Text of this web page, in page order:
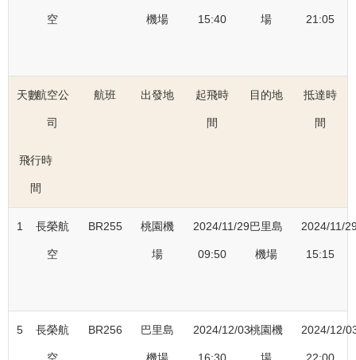
空 機場 15:40 場 21:05
天數航空公
司
航班 出發地 起飛時
間
目的地 抵達時
間
飛行時
間
1 長榮航
空
BR255 桃園機
場
2024/11/29
09:50
巴里島
機場
2024/11/
15:15
5 長榮航
空
BR256 巴里島
機場
2024/12/03
16:30
桃園機
場
2024/12/
22:00